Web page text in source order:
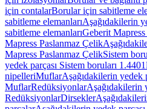
için contalarBorular için sabitleme
sabitleme elemanlarıAşağıdakilerin
sabitleme elemanlarıGeberit
Mapress Paslanmaz Çelik
Mapress Paslanmaz ÇelikSistem
yedek parçası Sistem boruları 1.4401
nipelleriMuflarAşağıdakilerin yedek
MuflarRedüksiyonlarAşağıdakilerin
RedüksiyonlarDirsekler